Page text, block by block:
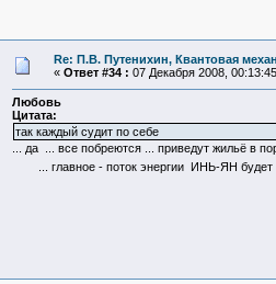
Re: П.В. Путенихин, Квантовая
« Ответ #34 : 07 Декабря 2008,
Любовь
Цитата:
так каждый судит по себе
... да ... все побреются ... приведут жильё в
... главное - поток энергии ИНЬ-ЯН будет